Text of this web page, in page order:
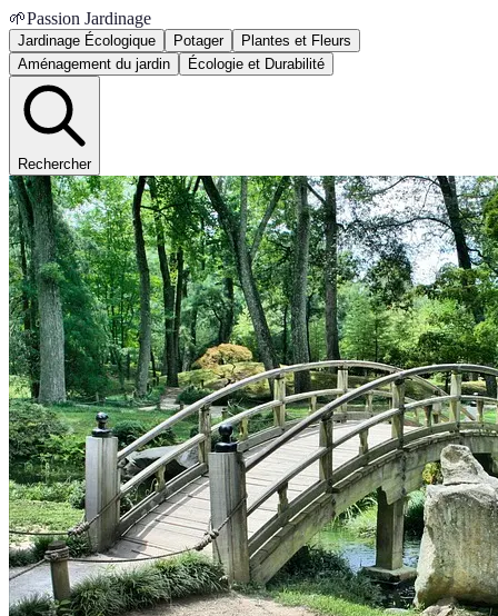
🌱Passion Jardinage
Jardinage Écologique Potager
Plantes et Fleurs
Aménagement du jardin
Écologie et Durabilité
Rechercher